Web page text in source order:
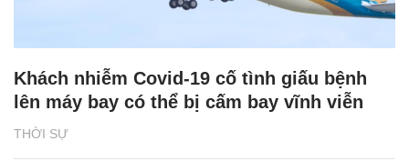
THỜI SỰ
Khách nhiễm Covid-19 cố tình giấu bệnh
lên máy bay có thể bị cấm bay vĩnh viễn